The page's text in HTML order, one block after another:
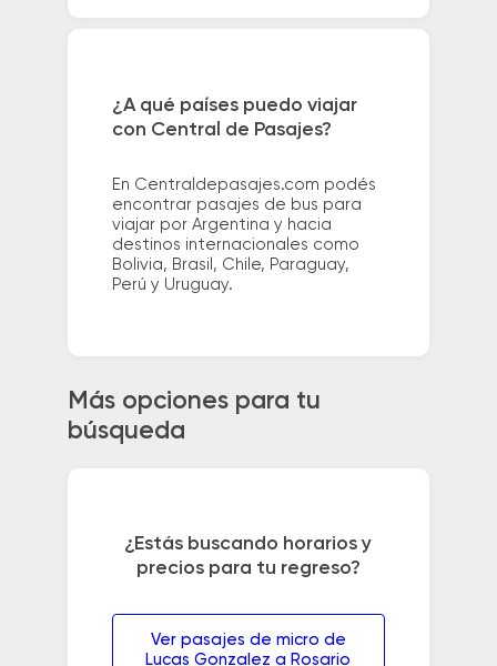
¿A qué países puedo viajar
con Central de Pasajes?
En Centraldepasajes.com podés
encontrar pasajes de bus para
viajar por Argentina y hacia
destinos internacionales como
Bolivia, Brasil, Chile, Paraguay,
Perú y Uruguay.
Más opciones para tu
búsqueda
¿Estás buscando horarios y
precios para tu regreso?
Ver pasajes de micro de
Lucas Gonzalez a Rosario